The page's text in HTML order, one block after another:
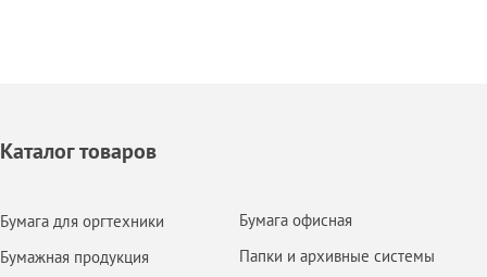
Каталог товаров
Бумага для оргтехники
Бумажная продукция
Бумага офисная
Папки и архивные системы